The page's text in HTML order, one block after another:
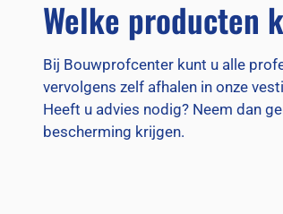
Welke producten
Bij Bouwprofcenter kunt u alle
vervolgens zelf afhalen in onze
Heeft u advies nodig? Neem dan
bescherming krijgen.